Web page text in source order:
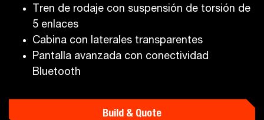
Tren de rodaje con suspensión de torsión de
5 enlaces
Cabina con laterales transparentes
Pantalla avanzada con conectividad
Bluetooth
Build & Quote